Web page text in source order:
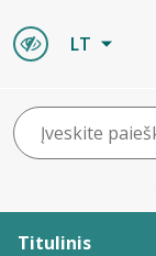
LT
Titulinis